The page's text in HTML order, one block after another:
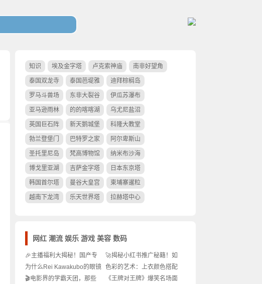
知识 埃及金字塔 卢克索神庙 南非好望角
泰国双龙寺 泰国芭堤雅 迪拜棕榈岛
罗马斗兽场 东非大裂谷 伊瓜苏瀑布
亚马逊雨林 的的喀喀湖 乌尤尼盐沼
英国巨石阵 新天鹅城堡 科隆大教堂
勃兰登堡门 巴特罗之家 阿尔卑斯山
圣托里尼岛 梵高博物馆 纳米布沙海
博戈里亚湖 吉萨金字塔 日本东京塔
韩国首尔塔 曼谷大皇宫 柬埔寨暹粒
越南下龙湾 乐天世界塔 拉赫塔中心
网红 潮流 娱乐 游戏 美容 数码
🎉主播福利大揭秘！国产专
区一区综合宝藏推荐👀
🚀揭秘小红书推广秘籍！如
何让你的内容一夜爆红？🔥
为什么Rei Kawakubo的眼镜
如此特别？✨设计背后的故
色彩的艺术：上衣颜色搭配
的时尚秘籍
🎬电影界的学霸天团，那些
《王牌对王牌》爆笑名场面